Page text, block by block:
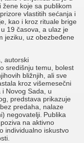
žene koje sa publikom
vlastitih sećanja i
kao i kroz rituale brige
19 časova, a ulaz je
jeziku, uz obezbeđene
autorski
središnju temu, bolest
bližnjih, ali sve
kroz višemesečni
Novog Sada, u
predstava prikazuje
predaha, nalaze
negovatelji. Publika
na aktivno
individualno iskustvo